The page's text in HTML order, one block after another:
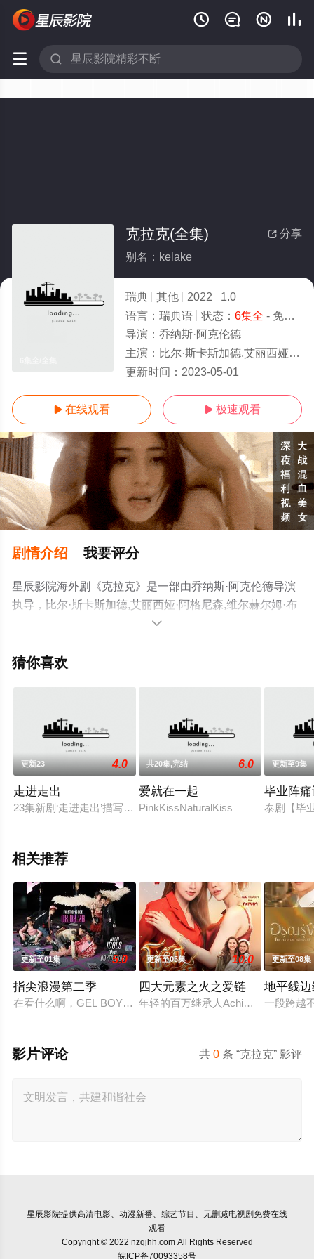
   
 
 分享
克拉克(全集)
别名：kelake
瑞典 其他 2022
1.0
语言： 瑞典语 状态： 6集全 - 免费在线观看
导演： 乔纳斯·阿克伦德
主演： 比尔·斯卡斯加德,艾丽西娅·阿格尼森,维尔赫尔姆·布洛姆根,Sandra,Ilar,Kolbjörn,Skarsgård,
更新时间： 2023-05-01
 在线观看  极速观看
剧情介绍 我要评分
星辰影院海外剧《克拉克》是一部由乔纳斯·阿克伦德导演
执导，比尔·斯卡斯加德,艾丽西娅·阿格尼森,维尔赫尔姆·布
伊莎贝尔·古瑞,亚当·隆格伦,马林·莱瓦诺,Daniel,Hallberg,
移步至豆瓣电视剧、电视猫或剧情网等平台了解。

猜你喜欢
更新23 4.0
走进走出
23集新剧‘走进走出’描写律师行的故事，主要律师与助手角色
共20集,完结 6.0
爱就在一起
PinkKissNaturalKiss
更新至9集
毕业阵
泰剧【毕
相关推荐
更新至01集 5.0
指尖浪漫第二季
在看什么啊，GEL BOY，是在想念彼此吗？当两对情侣
更新至05集 10.0
四大元素之火之爱链
年轻的百万继承人Achima再次与童
更新至08集
地平线
一段跨越
共0 条 “克拉克” 影评
影片评论
星辰影院提供高清电影、动漫新番、综艺节目、无删减电视剧免费在线
观看
Copyright © 2022 nzqjhh.com All Rights Reserved
皖ICP备70093358号